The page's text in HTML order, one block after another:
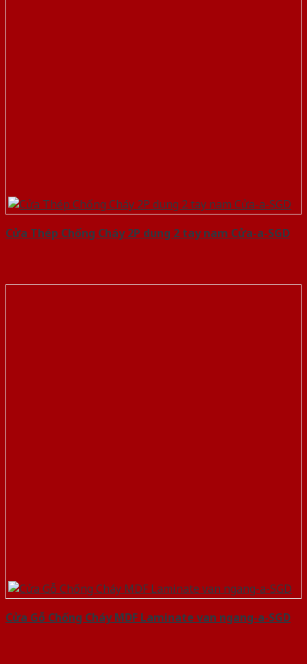
Cửa Thép Chống Cháy 2P dung 2 tay nam Cửa-a-SGD
Cửa Gỗ Chống Cháy MDF Laminate van ngang-a-SGD